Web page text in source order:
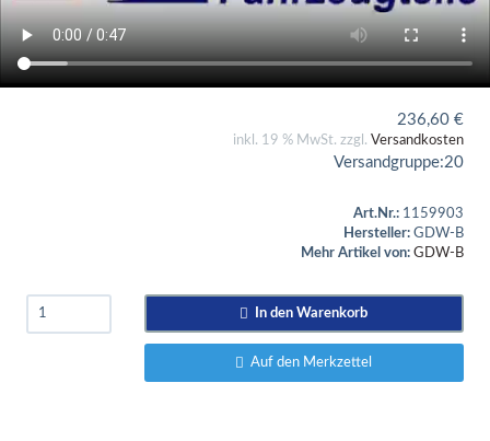
236,60 €
inkl. 19 % MwSt. zzgl. Versandkosten
Versandgruppe:20
Art.Nr.: 1159903
Hersteller: GDW-B
Mehr Artikel von: GDW-B
In den Warenkorb
Auf den Merkzettel